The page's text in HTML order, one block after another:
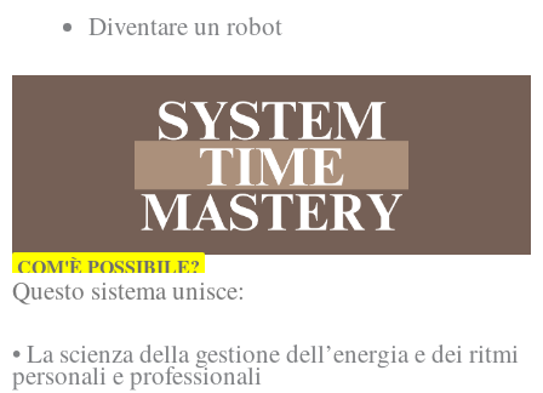
Diventare un robot
COM'È POSSIBILE?
Questo sistema unisce:
• La scienza della gestione dell’energia e dei ritmi
personali e professionali